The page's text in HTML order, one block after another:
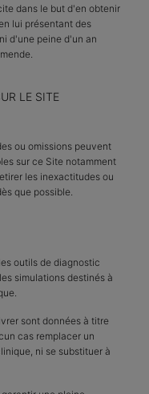
dans le but d'en obtenir
lui présentant des
d'une peine d'un an
LE SITE
ou omissions peuvent
sur ce Site notamment
les inexactitudes ou
que possible.
outils de diagnostic
simulations destinés à
sont données à titre
cas remplacer un
ni se substituer à